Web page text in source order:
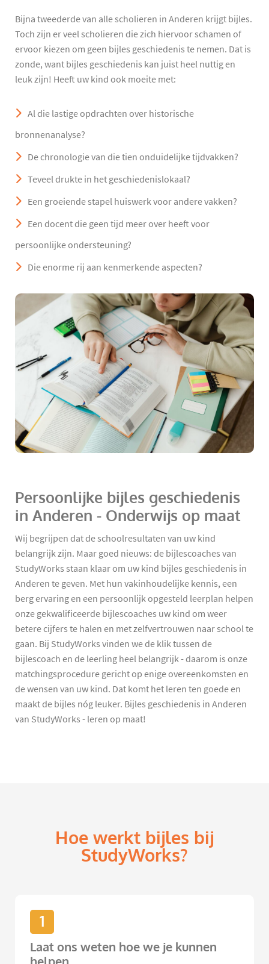
Bijna tweederde van alle scholieren in Anderen krijgt bijles.
Toch zijn er veel scholieren die zich hiervoor schamen of
ervoor kiezen om geen bijles geschiedenis te nemen. Dat is
zonde, want bijles geschiedenis kan juist heel nuttig en
leuk zijn! Heeft uw kind ook moeite met:
Al die lastige opdrachten over historische
bronnenanalyse?
De chronologie van die tien onduidelijke tijdvakken?
Teveel drukte in het geschiedenislokaal?
Een groeiende stapel huiswerk voor andere vakken?
Een docent die geen tijd meer over heeft voor
persoonlijke ondersteuning?
Die enorme rij aan kenmerkende aspecten?
Persoonlijke bijles geschiedenis
in Anderen - Onderwijs op maat
Wij begrijpen dat de schoolresultaten van uw kind
belangrijk zijn. Maar goed nieuws: de bijlescoaches van
StudyWorks staan klaar om uw kind bijles geschiedenis in
Anderen te geven. Met hun vakinhoudelijke kennis, een
berg ervaring en een persoonlijk opgesteld leerplan helpen
onze gekwalificeerde bijlescoaches uw kind om weer
betere cijfers te halen en met zelfvertrouwen naar school te
gaan. Bij StudyWorks vinden we de klik tussen de
bijlescoach en de leerling heel belangrijk - daarom is onze
matchingsprocedure gericht op enige overeenkomsten en
de wensen van uw kind. Dat komt het leren ten goede en
maakt de bijles nóg leuker. Bijles geschiedenis in Anderen
van StudyWorks - leren op maat!
Hoe werkt bijles bij
StudyWorks?
1
Laat ons weten hoe we je kunnen